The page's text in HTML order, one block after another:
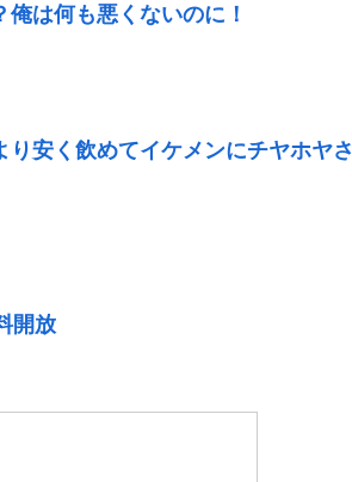
は何も悪くないのに！
安く飲めてイケメンにチヤホヤさ
開放